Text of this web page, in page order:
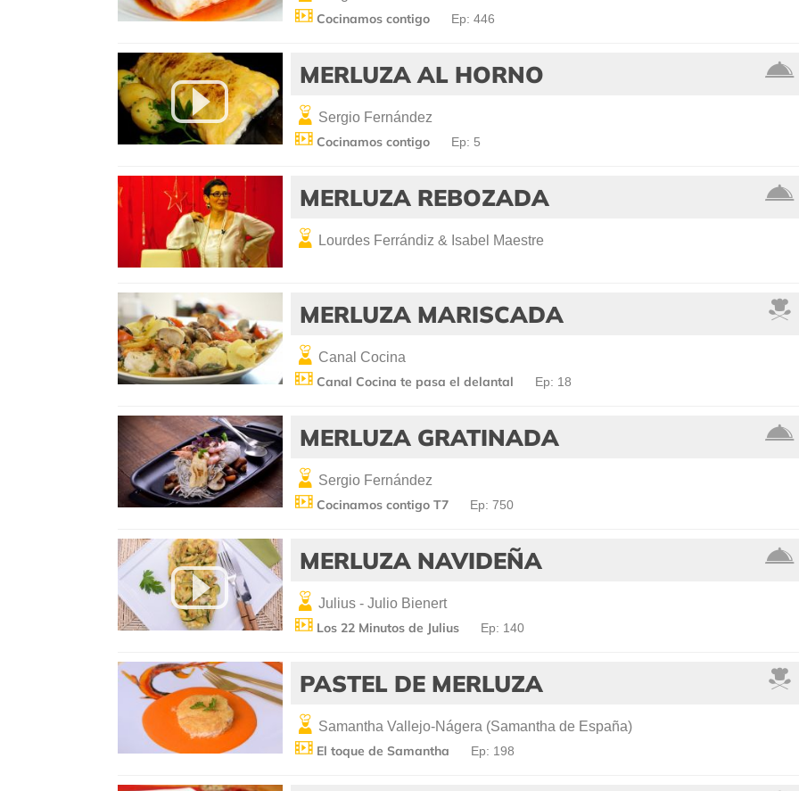
Cocinamos contigo Ep: 446
MERLUZA AL HORNO
Sergio Fernández
Cocinamos contigo Ep: 5
MERLUZA REBOZADA
Lourdes Ferrándiz & Isabel Maestre
MERLUZA MARISCADA
Canal Cocina
Canal Cocina te pasa el delantal Ep: 18
MERLUZA GRATINADA
Sergio Fernández
Cocinamos contigo T7 Ep: 750
MERLUZA NAVIDEÑA
Julius - Julio Bienert
Los 22 Minutos de Julius Ep: 140
PASTEL DE MERLUZA
Samantha Vallejo-Nágera (Samantha de España)
El toque de Samantha Ep: 198